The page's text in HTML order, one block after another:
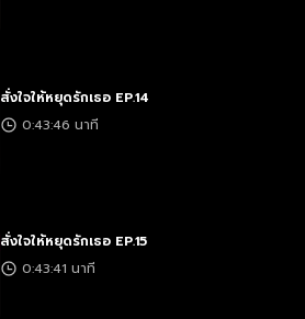
สั่งใจให้หยุดรักเธอ EP.14
0:43:46 นาที
สั่งใจให้หยุดรักเธอ EP.15
0:43:41 นาที